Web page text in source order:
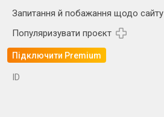
Запитання й побажання щодо сайту
Популяризувати проєкт
Підключити Premium
ID